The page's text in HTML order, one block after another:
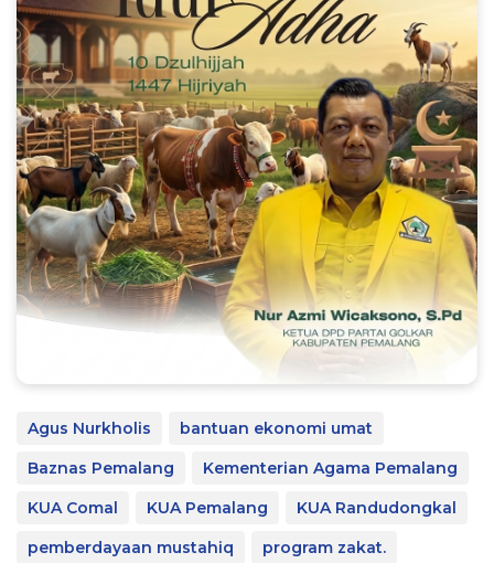
Agus Nurkholis
bantuan ekonomi umat
Baznas Pemalang
Kementerian Agama Pemalang
KUA Comal
KUA Pemalang
KUA Randudongkal
pemberdayaan mustahiq
program zakat.